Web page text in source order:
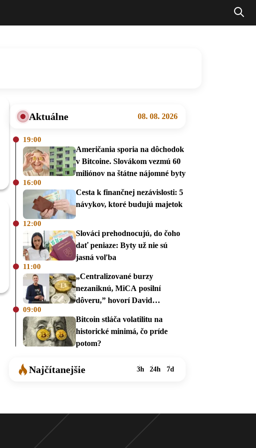
Aktuálne 08. 08. 2026
19:00
Američania sporia na dôchodok
v Bitcoine. Slovákom vezmú 60
miliónov na štátne nájomné byty
16:00
Cesta k finančnej nezávislosti: 5
návykov, ktoré budujú majetok
12:00
Slováci prehodnocujú, do čoho
dať peniaze: Byty už nie sú
jasná voľba
11:00
„Centralizované burzy
nezaniknú, MiCA posilní
dôveru,” hovorí David
09:00
Bitcoin stláča volatilitu na
historické minimá, čo príde
potom?
Najčítanejšie 3h 24h 7d